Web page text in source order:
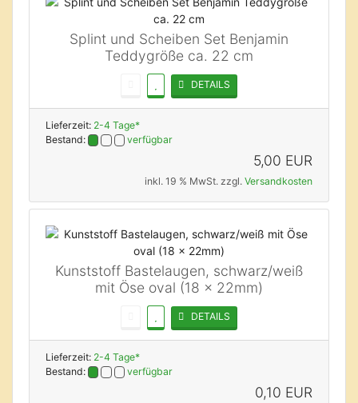
Splint und Scheiben Set Benjamin
Teddygröße ca. 22 cm
DETAILS
Lieferzeit: 2-4 Tage*
Bestand:
verfügbar
5,00 EUR
inkl. 19 % MwSt. zzgl. Versandkosten
Kunststoff Bastelaugen, schwarz/weiß
mit Öse oval (18 x 22mm)
DETAILS
Lieferzeit: 2-4 Tage*
Bestand:
verfügbar
0,10 EUR